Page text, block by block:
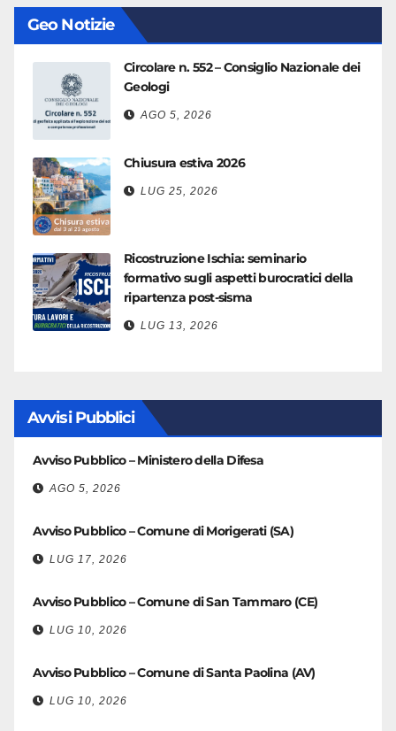
Geo Notizie
Circolare n. 552 – Consiglio Nazionale dei
Geologi
AGO 5, 2026
Chiusura estiva 2026
LUG 25, 2026
Ricostruzione Ischia: seminario
formativo sugli aspetti burocratici della
ripartenza post-sisma
LUG 13, 2026
Avvisi Pubblici
Avviso Pubblico – Ministero della Difesa
AGO 5, 2026
Avviso Pubblico – Comune di Morigerati (SA)
LUG 17, 2026
Avviso Pubblico – Comune di San Tammaro (CE)
LUG 10, 2026
Avviso Pubblico – Comune di Santa Paolina (AV)
LUG 10, 2026